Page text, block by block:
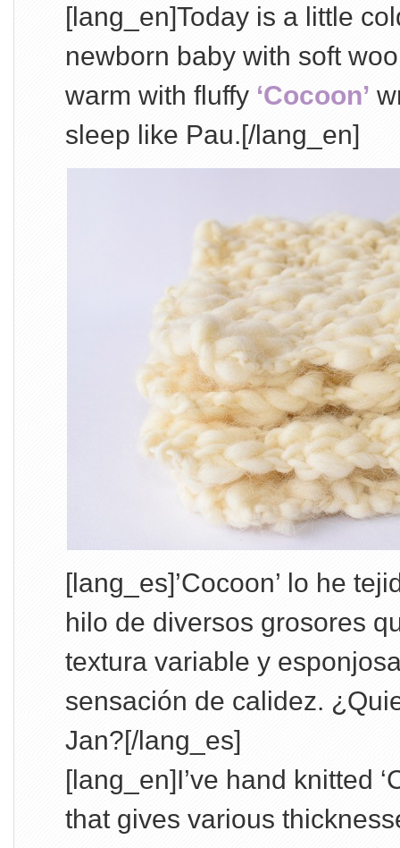
[lang_en]Today is a little
newborn baby with soft
warm with fluffy ‘Cocoon’
sleep like Pau.[/lang_en]
[lang_es]’Cocoon’ lo he
hilo de diversos grosores
textura variable y
sensación de calidez.
Jan?[/lang_es]
[lang_en]I’ve hand knitted
that gives various